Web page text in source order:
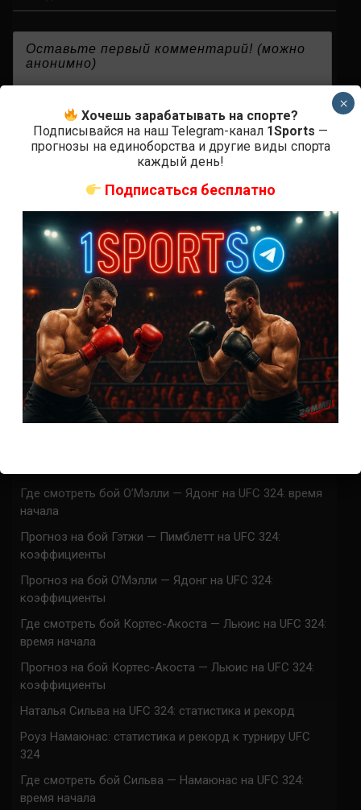
СВЕЖИЕ ЗАПИСИ
ACA 200 прямая трансляция
Марафон боев UFC 325 прямая трансляция
UFC 324 прямая трансляция
Марафон боев UFC 324 прямая трансляция
Где смотреть бой О’Мэлли — Ядонг на UFC 324: время
начала
Прогноз на бой Гэтжи — Пимблетт на UFC 324:
коэффициенты
Прогноз на бой О’Мэлли — Ядонг на UFC 324:
коэффициенты
Где смотреть бой Кортес-Акоста — Льюис на UFC 324:
время начала
Прогноз на бой Кортес-Акоста — Льюис на UFC 324:
коэффициенты
Наталья Сильва на UFC 324: статистика и рекорд
Роуз Намаюнас: статистика и рекорд к турниру UFC
324
Где смотреть бой Сильва — Намаюнас на UFC 324:
время начала
Хочешь зарабатывать на спорте?
Подписывайся на наш Telegram-канал 1Sports —
прогнозы на единоборства и другие виды спорта
каждый день!
Подписаться бесплатно
×